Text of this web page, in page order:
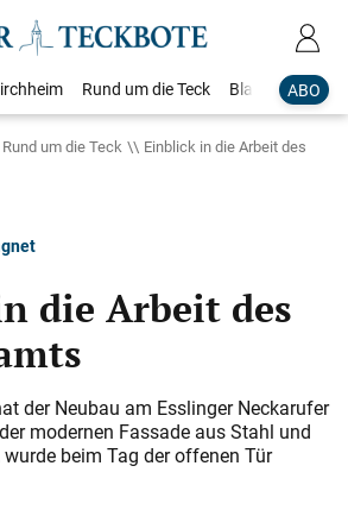
ABO
Rund um die Teck Blaulicht
Rund um die Teck
Einblick in die Arbeit des
die Arbeit des
der Neubau am Esslinger Neckarufer
modernen Fassade aus Stahl und
beim Tag der offenen Tür